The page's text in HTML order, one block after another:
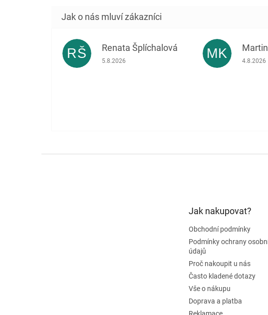
RŠ Renata Šplíchalová
Hodnocení obchodu je 5 z 5 hvězdiček.
5.8.2026 MK 4.8.2026
Jak nakupovat?
Obchodní podmínky
Podmínky ochrany
údajů
Proč nakoupit u nás
Často kladené dotazy
Vše o nákupu
Doprava a platba